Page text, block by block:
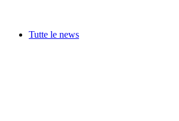
Tutte le news